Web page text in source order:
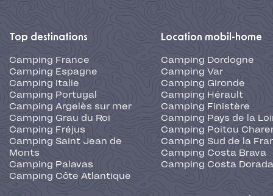
Top destinations
Camping France
Camping Espagne
Camping Italie
Camping Portugal
Camping Argelès sur mer
Camping Grau du Roi
Camping Fréjus
Camping Saint Jean de
Monts
Camping Palavas
Camping Côte Atlantique
Location mobil-home
Camping Dordogne
Camping Var
Camping Gironde
Camping Hérault
Camping Finistère
Camping Pays de la
Camping Poitou
Camping Sud de la
Camping Costa Brava
Camping Costa Dorada